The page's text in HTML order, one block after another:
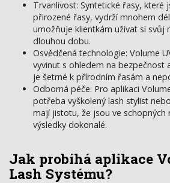
Trvanlivost: Syntetické řasy, které
přirozené řasy, vydrží mnohem
umožňuje klientkám užívat si svůj
dlouhou dobu.
Osvědčená technologie: Volume
vyvinut s ohledem na bezpečnost
je šetrné k přírodním řasám a
Odborná péče: Pro aplikaci
potřeba vyškolený lash stylist
mají jistotu, že jsou ve schopných
výsledky dokonalé.
Jak probíhá aplikace
Lash Systému?